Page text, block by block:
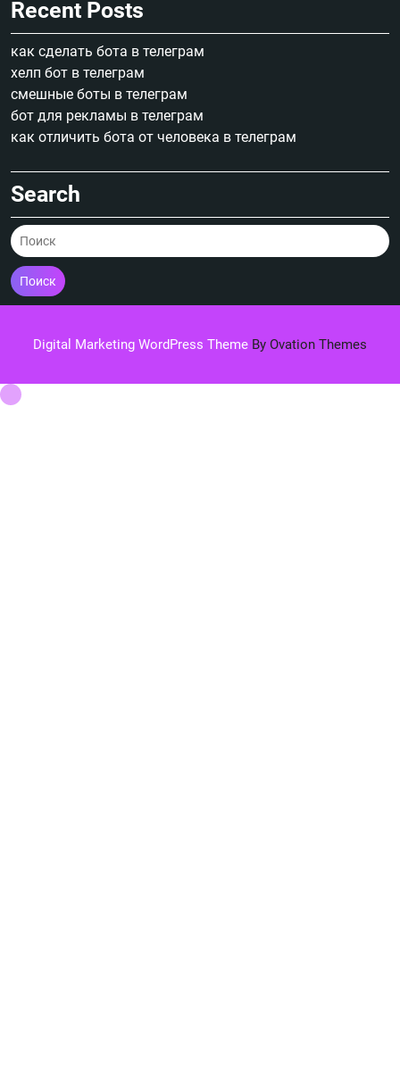
Recent Posts
как сделать бота в телеграм
хелп бот в телеграм
смешные боты в телеграм
бот для рекламы в телеграм
как отличить бота от человека в телеграм
Search
Поиск
Digital Marketing WordPress Theme By Ovation Themes